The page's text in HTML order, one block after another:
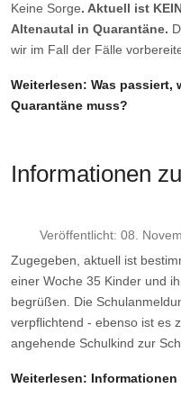
Keine Sorge. Aktuell ist
Altenautal in Quarantäne.
wir im Fall der Fälle
Weiterlesen: Was passiert,
Quarantäne muss?
Informationen
Veröffentlicht: 08.
Zugegeben, aktuell ist
einer Woche 35 Kinder und
begrüßen. Die
verpflichtend - ebenso ist es
angehende Schulkind zur
Weiterlesen: